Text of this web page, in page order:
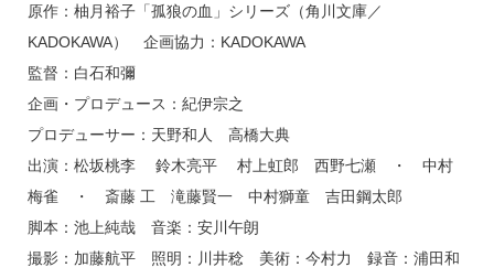
原作：柚月裕子「孤狼の血」シリーズ（角川文庫／
KADOKAWA） 企画協力：KADOKAWA
監督：白石和彌
企画・プロデュース：紀伊宗之
プロデューサー：天野和人 高橋大典
出演：松坂桃李 鈴木亮平 村上虹郎 西野七瀬 ・ 中村
梅雀 ・ 斎藤 工 滝藤賢一 中村獅童 吉田鋼太郎
脚本：池上純哉 音楽：安川午朗
撮影：加藤航平 照明：川井稔 美術：今村力 録音：浦田和